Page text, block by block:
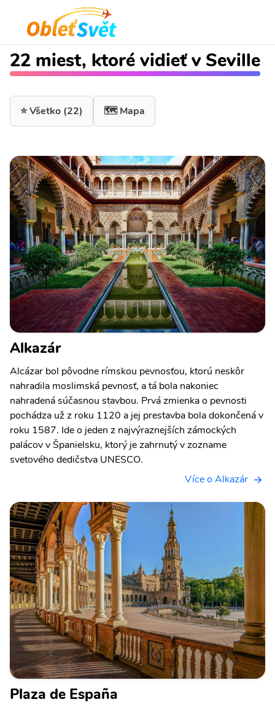
22 miest, ktoré vidieť v Seville
⭐ Všetko (22) 🗺️ Mapa
Alkazár
Alcázar bol pôvodne rímskou pevnosťou, ktorú neskôr
nahradila moslimská pevnosť, a tá bola nakoniec
nahradená súčasnou stavbou. Prvá zmienka o pevnosti
pochádza už z roku 1120 a jej prestavba bola dokončená v
roku 1587. Ide o jeden z najvýraznejších zámockých
palácov v Španielsku, ktorý je zahrnutý v zozname
svetového dedičstva UNESCO.
Více o Alkazár
Plaza de España